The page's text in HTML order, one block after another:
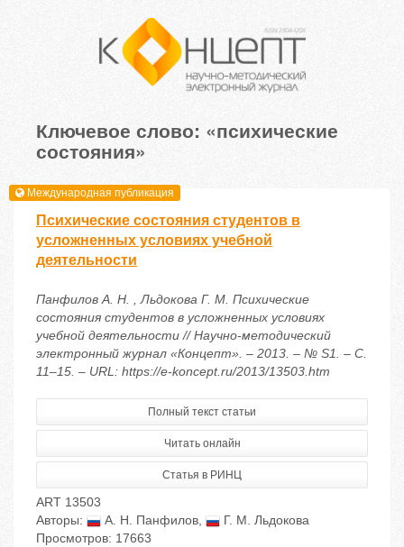
Ключевое слово: «психические
состояния»
Международная публикация
Психические состояния студентов в
усложненных условиях учебной
деятельности
Панфилов А. Н. , Льдокова Г. М. Психические
состояния студентов в усложненных условиях
учебной деятельности // Научно-методический
электронный журнал «Концепт». – 2013. – № S1. – С.
11–15. – URL: https://e-koncept.ru/2013/13503.htm
Полный текст статьи
Читать онлайн
Статья в РИНЦ
ART 13503
Авторы:
А. Н. Панфилов,
Г. М. Льдокова
Просмотров: 17663